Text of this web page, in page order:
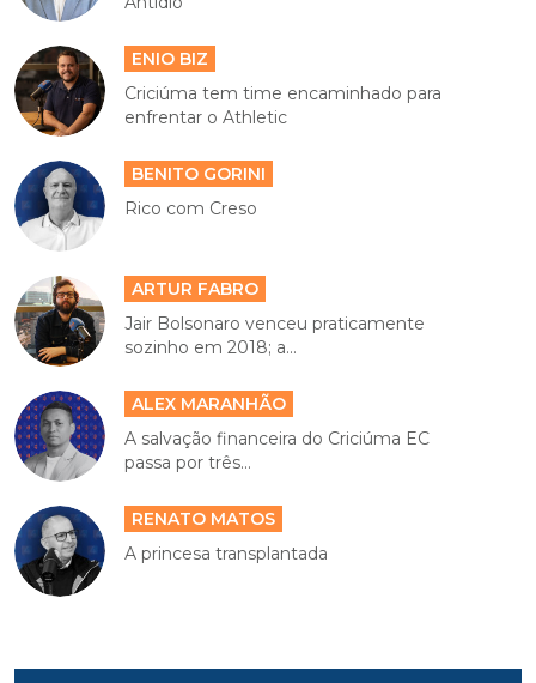
ENIO BIZ
Criciúma tem time encaminhado para
enfrentar o Athletic
BENITO GORINI
Rico com Creso
ARTUR FABRO
Jair Bolsonaro venceu praticamente
sozinho em 2018; a...
ALEX MARANHÃO
A salvação financeira do Criciúma EC
passa por três...
RENATO MATOS
A princesa transplantada